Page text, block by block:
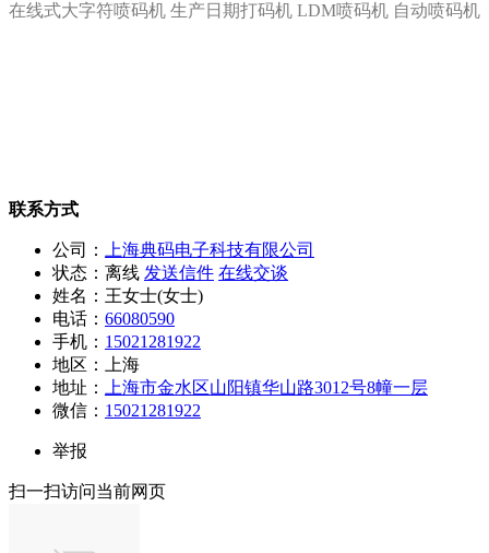
在线式大字符喷码机 生产日期打码机 LDM喷码机 自动喷码机
联系方式
公司：
上海典码电子科技有限公司
状态： 离线 发送信件 在线交谈
姓名：王女士(女士)
电话： 66080590
手机： 15021281922
地区：上海
地址：
上海市金水区山阳镇华山路3012号8幢一层
微信： 15021281922
举报
扫一扫访问当前网页